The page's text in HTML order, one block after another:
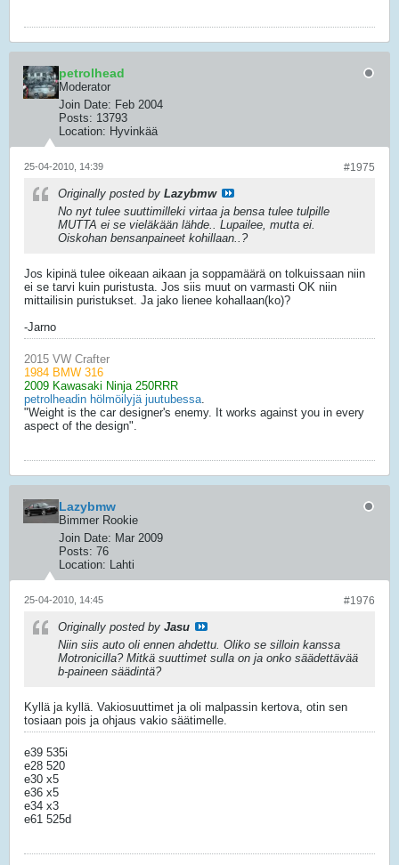
petrolhead
Moderator
Join Date: Feb 2004
Posts: 13793
Location: Hyvinkää
#1975
25-04-2010, 14:39
Originally posted by Lazybmw
No nyt tulee suuttimilleki virtaa ja bensa tulee tulpille
MUTTA ei se vieläkään lähde.. Lupailee, mutta ei.
Oiskohan bensanpaineet kohillaan..?
Jos kipinä tulee oikeaan aikaan ja soppamäärä on tolkuissaan niin
ei se tarvi kuin puristusta. Jos siis muut on varmasti OK niin
mittailisin puristukset. Ja jako lienee kohallaan(ko)?
-Jarno
2015 VW Crafter
1984 BMW 316
2009 Kawasaki Ninja 250RRR
petrolheadin hölmöilyjä juutubessa.
"Weight is the car designer's enemy. It works against you in every
aspect of the design".
Lazybmw
Bimmer Rookie
Join Date: Mar 2009
Posts: 76
Location: Lahti
#1976
25-04-2010, 14:45
Originally posted by Jasu
Niin siis auto oli ennen ahdettu. Oliko se silloin kanssa
Motronicilla? Mitkä suuttimet sulla on ja onko säädettävää
b-paineen säädintä?
Kyllä ja kyllä. Vakiosuuttimet ja oli malpassin kertova, otin sen
tosiaan pois ja ohjaus vakio säätimelle.
e39 535i
e28 520
e30 x5
e36 x5
e34 x3
e61 525d